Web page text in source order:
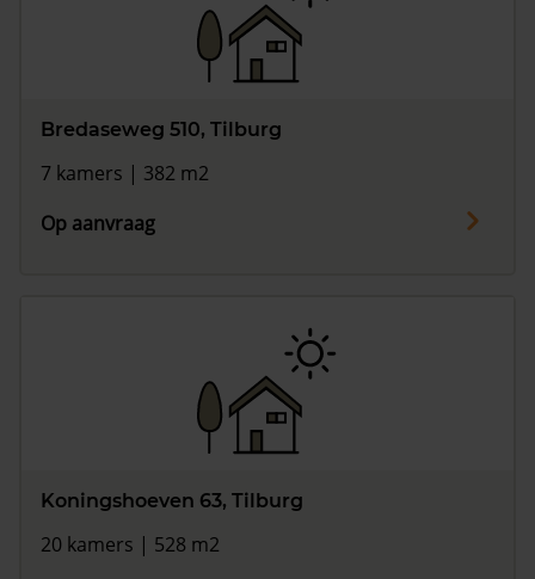
Bredaseweg 510, Tilburg
7 kamers | 382 m2
Op aanvraag
Koningshoeven 63, Tilburg
20 kamers | 528 m2